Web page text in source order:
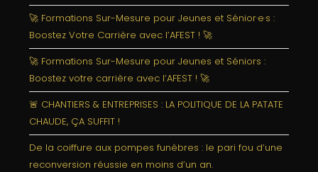
🚀 Formations Sur-Mesure pour Jeunes et Sénior·e·s :
Boostez Votre Carrière avec l’AFEST ! 🚀
🚀 Formations Sur-Mesure pour Jeunes et Séniors :
Boostez votre carrière avec l’AFEST ! 🚀
🚨 CHANTIERS & ENTREPRISES : LA POLITIQUE DE LA PATATE
CHAUDE, ÇA SUFFIT !
De la coiffure aux pompes funèbres : le pari fou d’une
reconversion réussie en moins d’un an.